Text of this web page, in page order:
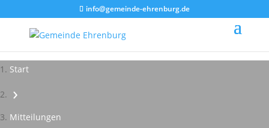
info@gemeinde-ehrenburg.de
Start
›
Mitteilungen